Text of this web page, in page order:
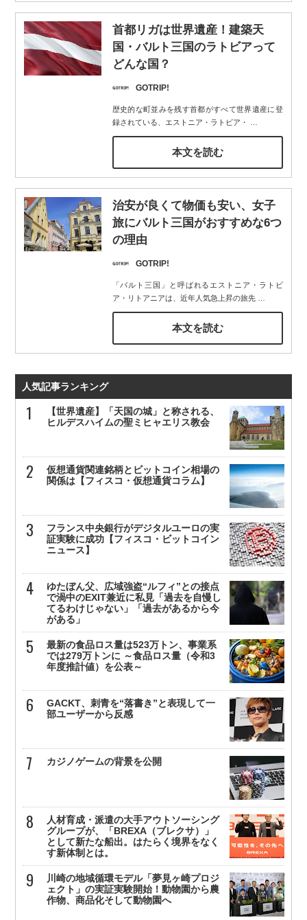
首都リガは世界遺産！建築天
国・バルト三国のラトビアって
どんな国？
GOTRIP!
歴史的な町並みを残す首都がすべて世界遺産に登
録されている、エストニア・ラトビア・
本文を読む
治安が良くて物価も安い、女子
旅にバルト三国がおすすめな6つ
の理由
GOTRIP!
「バルト三国」と呼ばれるエストニア・ラトビ
ア・リトアニアは、近年人気急上昇の旅先…
本文を読む
人気記事ランキング
【世界遺産】「天国の城」と称される、
ヒルデスハイムの聖ミヒャエリス教会
仮想通貨関連銘柄とビットコイン相場の
関係は【フィスコ・仮想通貨コラム】
フランス中央銀行がデジタルユーロの実
証実験に成功【フィスコ・ビットコイン
ニュース】
ゆたぼん父、広域強盗“ルフィ”との接点
で渦中のEXIT兼近に私見「過去を自慢し
てるわけじゃない」「過去があるから今
がある」
最新の食品ロス量は523万トン、事業系
では279万トンに ～食品ロス量（令和3
年度推計値）を公表～
GACKT、刺青を“落書き”と表現して一
部ユーザーから反感
カジノゲームの背景を公開
人材育成・派遣の大手アウトソーシング
グループが、「BREXA（ブレクサ）」
として新たな船出。はたらく境界をなく
す新体制とは。
川崎の地域循環モデル「夢見ヶ崎プロジ
ェクト」の実証実験開始！動物園から農
作物、商品化そして動物園へ